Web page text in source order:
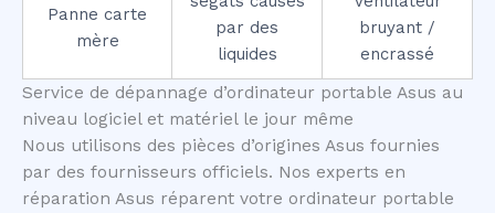
Panne carte
mère
par des
liquides
bruyant /
encrassé
Service de dépannage d’ordinateur portable Asus au
niveau logiciel et matériel le jour même
Nous utilisons des pièces d’origines Asus fournies
par des fournisseurs officiels. Nos experts en
réparation Asus réparent votre ordinateur portable